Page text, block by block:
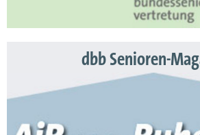
dbb Senioren-